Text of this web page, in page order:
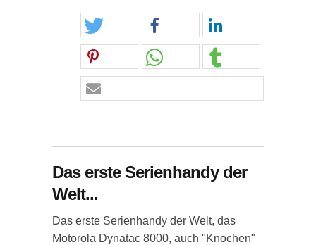
Das erste Serienhandy der
Welt...
Das erste Serienhandy der Welt, das
Motorola Dynatac 8000, auch "Knochen"